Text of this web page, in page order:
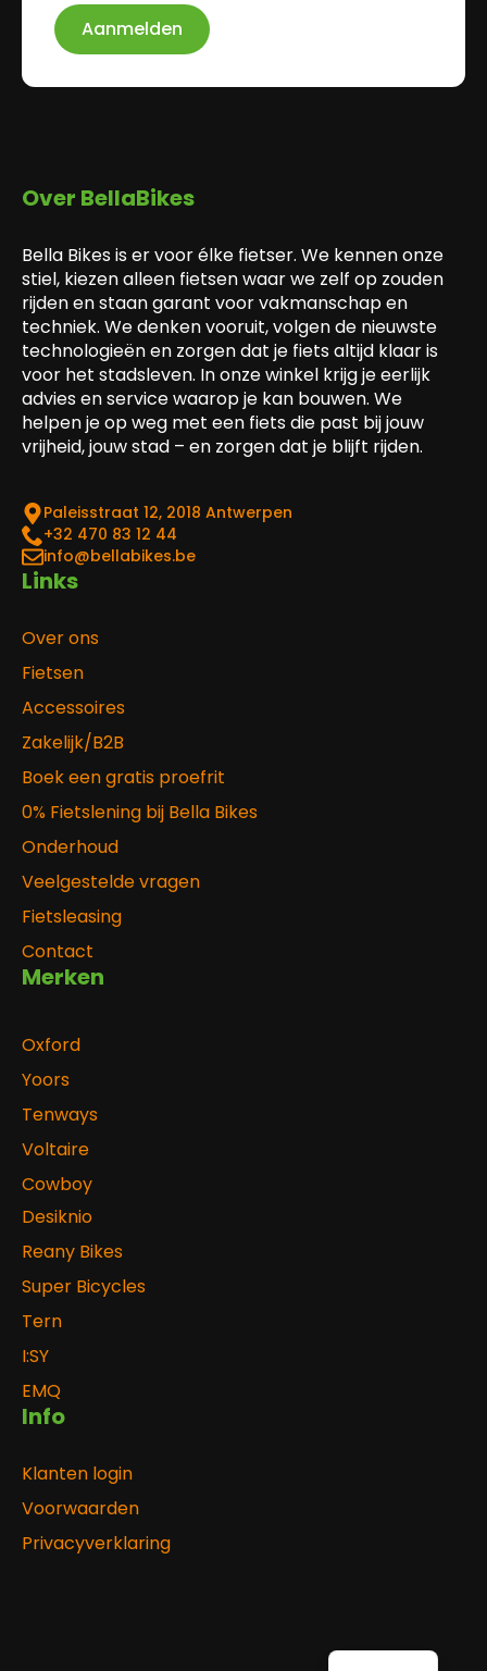
Aanmelden
Over BellaBikes
Bella Bikes is er voor élke fietser. We kennen onze
stiel, kiezen alleen fietsen waar we zelf op zouden
rijden en staan garant voor vakmanschap en
techniek. We denken vooruit, volgen de nieuwste
technologieën en zorgen dat je fiets altijd klaar is
voor het stadsleven. In onze winkel krijg je eerlijk
advies en service waarop je kan bouwen. We
helpen je op weg met een fiets die past bij jouw
vrijheid, jouw stad – en zorgen dat je blijft rijden.
Paleisstraat 12, 2018 Antwerpen
‎+32 470 83 12 44
info@bellabikes.be
Links
Over ons
Fietsen
Accessoires
Zakelijk/B2B
Boek een gratis proefrit
0% Fietslening bij Bella Bikes
Onderhoud
Veelgestelde vragen
Fietsleasing
Contact
Merken
Oxford
Yoors
Tenways
Voltaire
Cowboy
Desiknio
Reany Bikes
Super Bicycles
Tern
I:SY
EMQ
Info
Klanten login
Voorwaarden
Privacyverklaring